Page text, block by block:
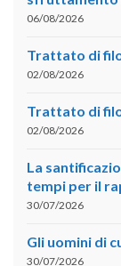
06/08/2026
Trattato di
02/08/2026
Trattato di
02/08/2026
La
tempi per il
30/07/2026
Gli uomini di
30/07/2026